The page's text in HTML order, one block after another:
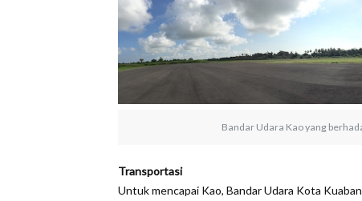
Bandar Udara Kao yang
Transportasi
Untuk mencapai Kao, Bandar Udara Kota